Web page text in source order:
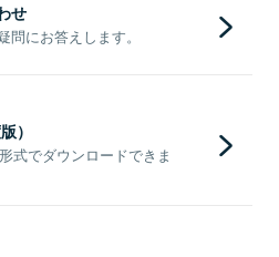
せ
にお答えします。
）
式でダウンロードできま